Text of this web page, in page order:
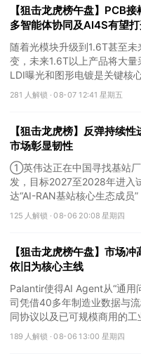
【狙击龙虎榜午盘】PCB
多智能体协同及AI4S有望
随着光模块升级到1.6T甚至
变，未来1.6T以上产品将大量
LDI曝光和图形电镀是关键核
望凭借其解析度更高的LDI技
281 人解锁 ·08-07 12:41 星期五
【狙击龙虎榜】反弹持续
市场彰显韧性
①英伟达正在中国寻找基站
发，目标2027至2028年进入
达“AI-RAN基站核心生态成
入口，公司凭借数万家企业
头进化为企业智能体经济的
125 人解锁 ·08-06 20:08 星期四
【狙击龙虎榜午盘】市场
依旧为核心主线
Palantir使得AI Agent从“通用
司凭借40多年制造业数据与
同协议以及已可规模商用的
司”向“AI原生平台生态型公司”
189 人解锁 ·08-06 13:00 星期四